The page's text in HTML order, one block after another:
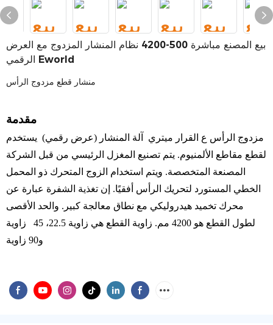
بيع المصنع مباشرة 500-4200 نظام المنشار المزدوج مع العرض
الرقمي Eworld
منشار قطع مزدوج الرأس
مقدمة
مزدوج الرأس ع القرار ميتري آلة المنشار (عرض رقمي) يستخدم
لقطع مقاطع الألمنيوم. يتم تصنيع المغزل الرئيسي من قبل الشركة
المصنعة المتخصصة. ويتم استخدام الزوج المتحرك ذو المحمل
الخطي المستورد لتحريك الرأس أفقيًا. إن تغذية الشفرة عبارة عن
محرك تخميد هيدروليكي مع نطاق معالجة كبير. والحد الأقصى
لطول القطع هو 4200 مم. زاوية القطع هي
زاوية 22.5، 45
زاوية
و90 زاوية